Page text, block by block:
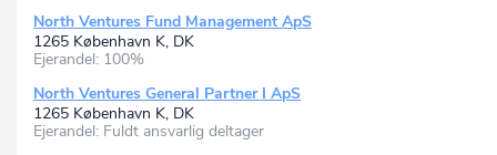
North Ventures Fund Management ApS
1265 København K, DK
Ejerandel: 100%
North Ventures General Partner I ApS
1265 København K, DK
Ejerandel: Fuldt ansvarlig deltager